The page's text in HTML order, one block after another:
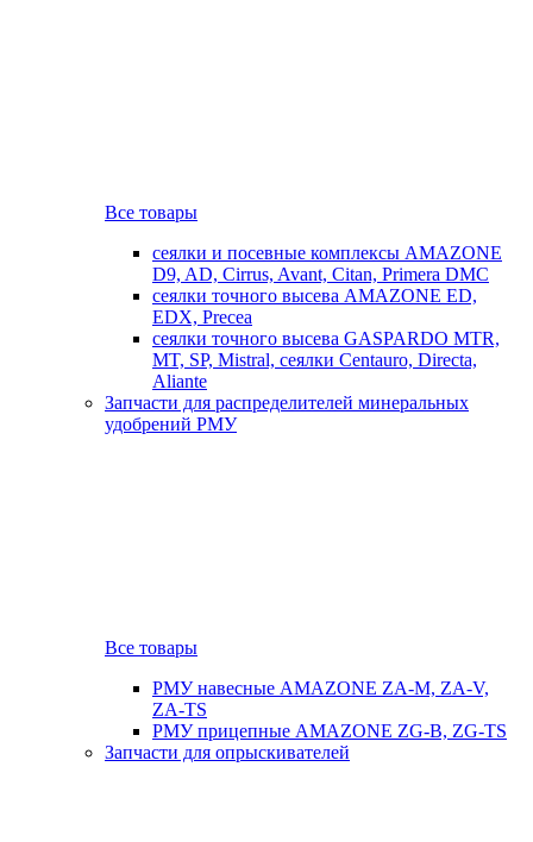
Все товары
сеялки и посевные комплексы AMAZONE
D9, AD, Cirrus, Avant, Citan, Primera DMC
сеялки точного высева AMAZONE ED,
EDX, Precea
сеялки точного высева GASPARDO MTR,
MT, SP, Mistral, сеялки Centauro, Directa,
Aliante
Запчасти для распределителей минеральных
удобрений РМУ
Все товары
РМУ навесные AMAZONE ZA-M, ZA-V,
ZA-TS
РМУ прицепные AMAZONE ZG-B, ZG-TS
Запчасти для опрыскивателей